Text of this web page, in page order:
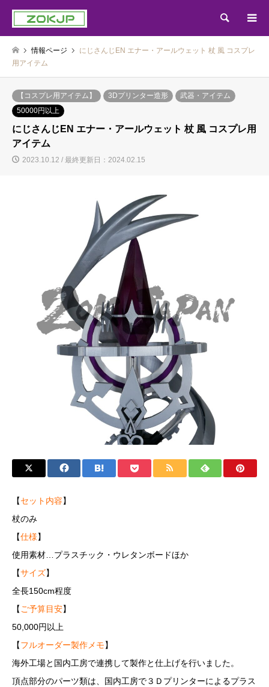
検索
情報ページ
にじさんじEN エナー・アールウェット 杖 風 コスプレ
用アイテム
【コスプレ用アイテム】 3Dプリンター造形
武器・アイテム
50000円以上
にじさんじEN エナー・アールウェット 杖 風 コスプレ用
アイテム
2023.10.12 / 最終更新日：2024.02.15
【セット内容】
杖のみ
【仕様】
使用素材…プラスチック・ウレタンボードほか
【サイズ】
全長150cm程度
【 ご予算目安】
50,000円以上
【フルオーダー製作メモ】
海外工場と国内工房で連携して製作と仕上げを行いました。
頂点部分のパーツ類は、国内工房で３Ｄプリンターによるプラス